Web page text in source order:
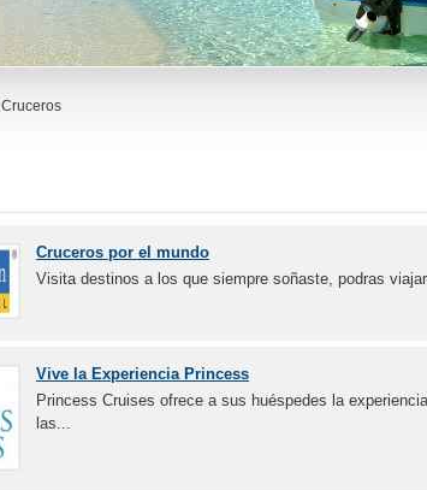
Cruceros
Cruceros por el mundo
Visita destinos a los que siempre soñaste, podras
Vive la Experiencia Princess
Princess Cruises ofrece a sus huéspedes la
las...